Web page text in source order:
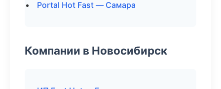
Portal Hot Fast — Самара
Компании в Новосибирск